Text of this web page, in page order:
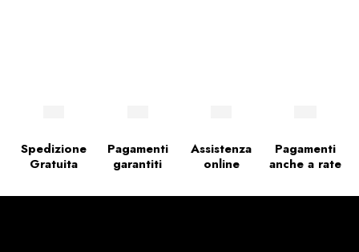
Spedizione
Gratuita
Pagamenti
garantiti
Assistenza
online
Pagamenti
anche a rate